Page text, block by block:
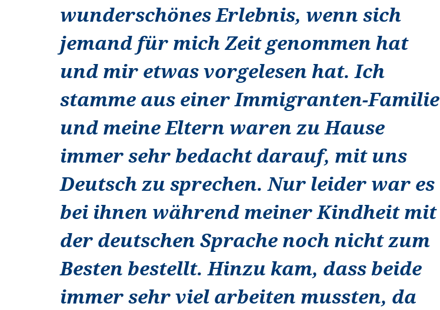
wunderschönes Erlebnis, wenn sich
jemand für mich Zeit genommen hat
und mir etwas vorgelesen hat. Ich
stamme aus einer Immigranten-Familie
und meine Eltern waren zu Hause
immer sehr bedacht darauf, mit uns
Deutsch zu sprechen. Nur leider war es
bei ihnen während meiner Kindheit mit
der deutschen Sprache noch nicht zum
Besten bestellt. Hinzu kam, dass beide
immer sehr viel arbeiten mussten, da